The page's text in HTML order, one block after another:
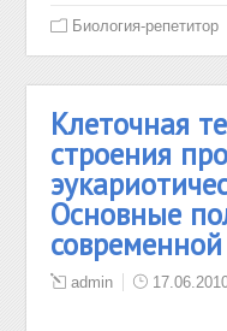
Биология-репетитор
Клеточная
строения
Основные
admin